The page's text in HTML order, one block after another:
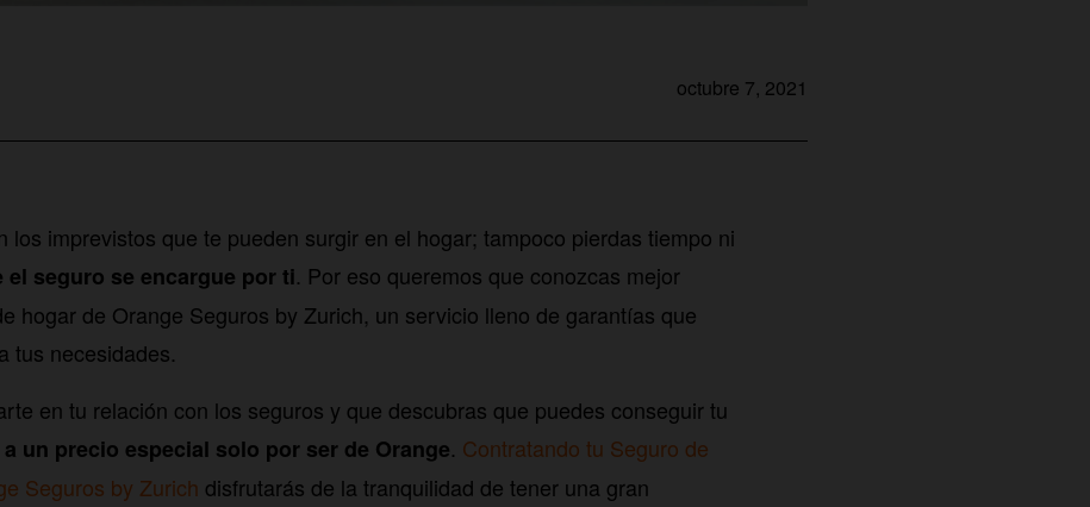
octubre 7, 2021
los imprevistos que te pueden surgir en el hogar; tampoco pierdas tiempo ni
el seguro se encargue por ti. Por eso queremos que conozcas mejor
hogar de Orange Seguros by Zurich, un servicio lleno de garantías que
tus necesidades.
en tu relación con los seguros y que descubras que puedes conseguir tu
a un precio especial solo por ser de Orange. Contratando tu Seguro de
Seguros by Zurich disfrutarás de la tranquilidad de tener una gran